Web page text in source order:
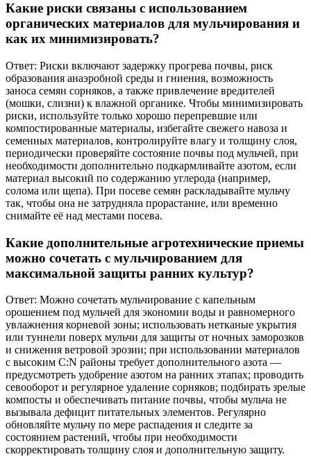
Какие риски связаны с использованием
органических материалов для мульчирования и
как их минимизировать?
Ответ: Риски включают задержку прогрева почвы, риск
образования анаэробной среды и гниения, возможность
заноса семян сорняков, а также привлечение вредителей
(мошки, слизни) к влажной органике. Чтобы минимизировать
риски, используйте только хорошо перепревшие или
компостированные материалы, избегайте свежего навоза и
семенных материалов, контролируйте влагу и толщину слоя,
периодически проверяйте состояние почвы под мульчей, при
необходимости дополнительно подкармливайте азотом, если
материал высокий по содержанию углерода (например,
солома или щепа). При посеве семян раскладывайте мульчу
так, чтобы она не затрудняла прорастание, или временно
снимайте её над местами посева.
Какие дополнительные агротехнические приемы
можно сочетать с мульчированием для
максимальной защиты ранних культур?
Ответ: Можно сочетать мульчирование с капельным
орошением под мульчей для экономии воды и равномерного
увлажнения корневой зоны; использовать нетканые укрытия
или туннели поверх мульчи для защиты от ночных заморозков
и снижения ветровой эрозии; при использовании материалов
с высоким C:N районы требует дополнительного азота —
предусмотреть удобрение азотом на ранних этапах; проводить
севооборот и регулярное удаление сорняков; подбирать зрелые
компосты и обеспечивать питание почвы, чтобы мульча не
вызывала дефицит питательных элементов. Регулярно
обновляйте мульчу по мере распадения и следите за
состоянием растений, чтобы при необходимости
скорректировать толщину слоя и дополнительную защиту.